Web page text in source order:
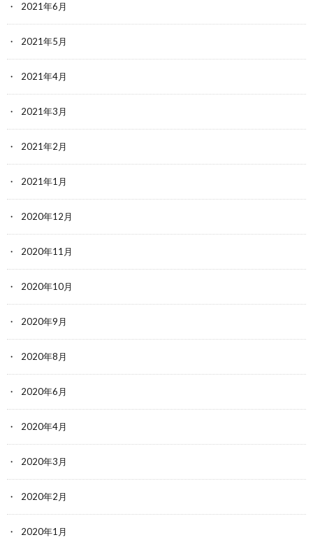
2021年6月
2021年5月
2021年4月
2021年3月
2021年2月
2021年1月
2020年12月
2020年11月
2020年10月
2020年9月
2020年8月
2020年6月
2020年4月
2020年3月
2020年2月
2020年1月